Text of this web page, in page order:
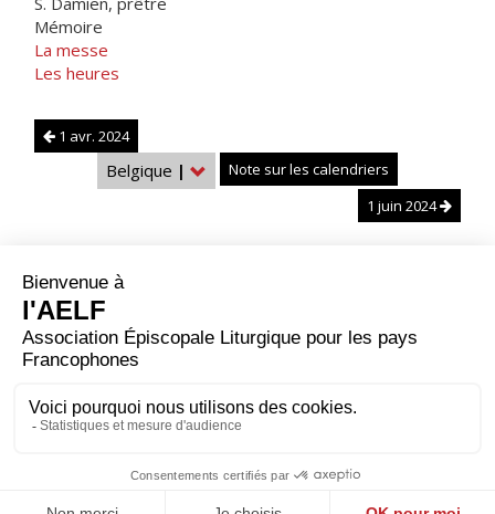
Mémoire
La messe
Les heures
1 avr. 2024
Belgique |
Note sur les calendriers
1 juin 2024